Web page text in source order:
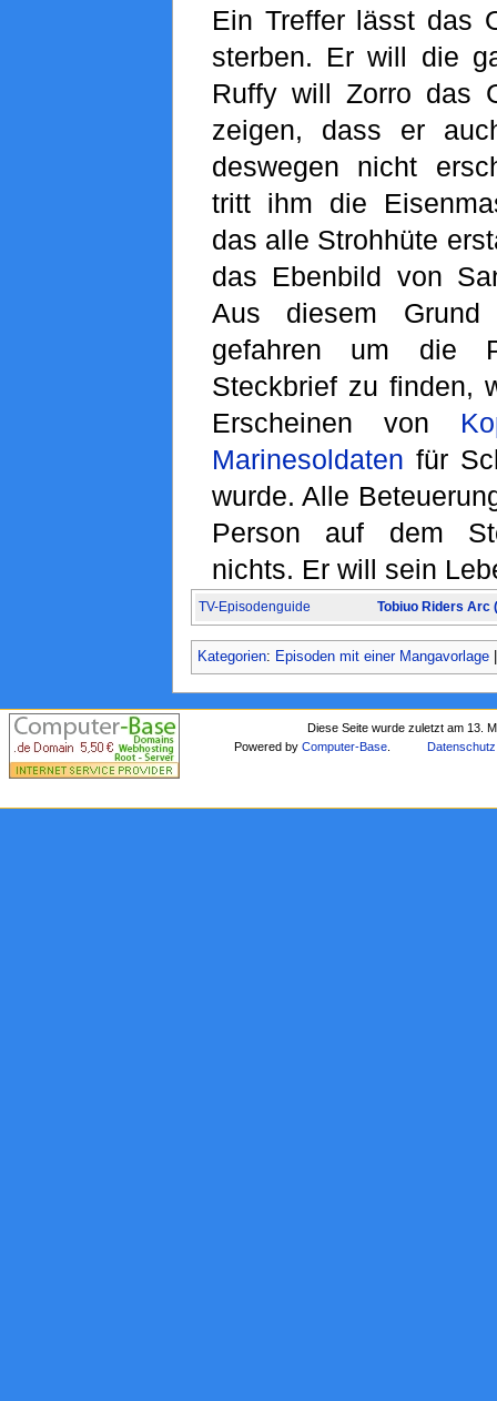
Ein Treffer lässt das
sterben. Er will die
Ruffy will Zorro das
zeigen, dass er
deswegen nicht
tritt ihm die
das alle Strohhüte
das Ebenbild von
Aus diesem
gefahren um die
Steckbrief zu finden,
Erscheinen von
Marinesoldaten für
wurde. Alle
Person auf dem
nichts. Er will sein
TV-Episodenguide Tobiuo Riders Arc
Kategorien: Episoden mit einer Mangavorlage
Diese Seite wurde zuletzt am 13.
Powered byComputer-Base Datenschutz